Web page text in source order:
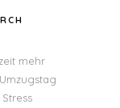
mehr